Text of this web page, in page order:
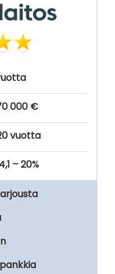
000 €
vuotta
– 20%